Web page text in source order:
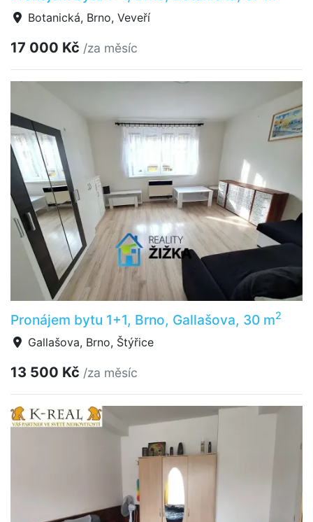
Botanická, Brno, Veveří
17 000 Kč /za měsíc
Pronájem bytu 1+1, Brno, Gallašova, 30 m2
Gallašova, Brno, Štýřice
13 500 Kč /za měsíc